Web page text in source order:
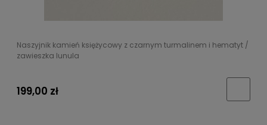
Naszyjnik kamień księżycowy z czarnym turmalinem i hematyt /
zawieszka lunula
199,00 zł